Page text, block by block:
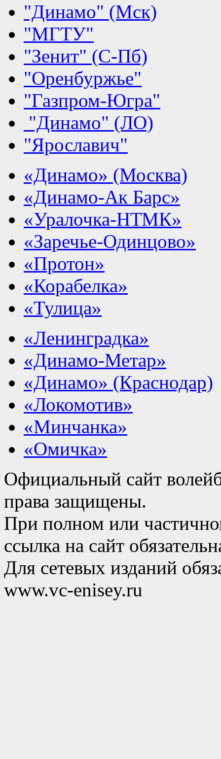
"Динамо" (Мск)
"МГТУ"
"Зенит" (С-Пб)
"Оренбуржье"
"Газпром-Югра"
"Динамо" (ЛО)
"Ярославич"
«Динамо» (Москва)
«Динамо-Ак Барс»
«Уралочка-НТМК»
«Заречье-Одинцово»
«Протон»
«Корабелка»
«Тулица»
«Ленинградка»
«Динамо-Метар»
«Динамо» (Краснодар)
«Локомотив»
«Минчанка»
«Омичка»
Официальный сайт
права защищены.
При полном или
ссылка на сайт
Для сетевых изданий
www.vc-enisey.ru